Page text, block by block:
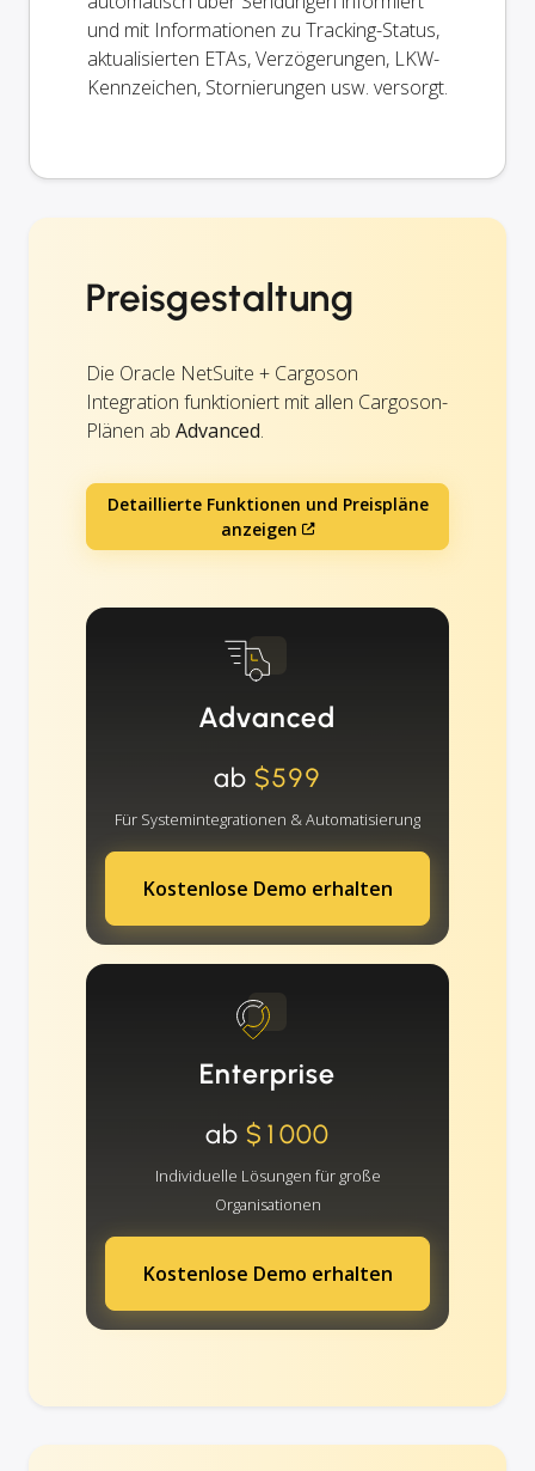
und mit Informationen zu Tracking-Status,
aktualisierten ETAs, Verzögerungen, LKW-
Kennzeichen, Stornierungen usw. versorgt.
Preisgestaltung
Die Oracle NetSuite + Cargoson
Integration funktioniert mit allen Cargoson-
Plänen ab Advanced.
Detaillierte Funktionen und Preispläne
anzeigen
Advanced
ab$599
Für Systemintegrationen & Automatisierung
Kostenlose Demo erhalten
Enterprise
ab$1000
Individuelle Lösungen für große
Organisationen
Kostenlose Demo erhalten